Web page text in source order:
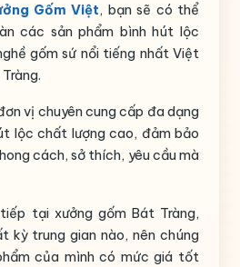
Gốm Việt, bạn sẽ có thể
các sản phẩm bình hút lộc
gốm sứ nổi tiếng nhất Việt
vị chuyên cung cấp đa dạng
lộc chất lượng cao, đảm bảo
cách, sở thích, yêu cầu mà
tại xưởng gốm Bát Tràng,
kỳ trung gian nào, nên chúng
của mình có mức giá tốt